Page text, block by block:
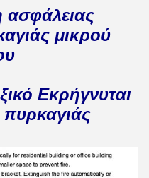
ασφάλειας
μικρού
Εκρήγνυται